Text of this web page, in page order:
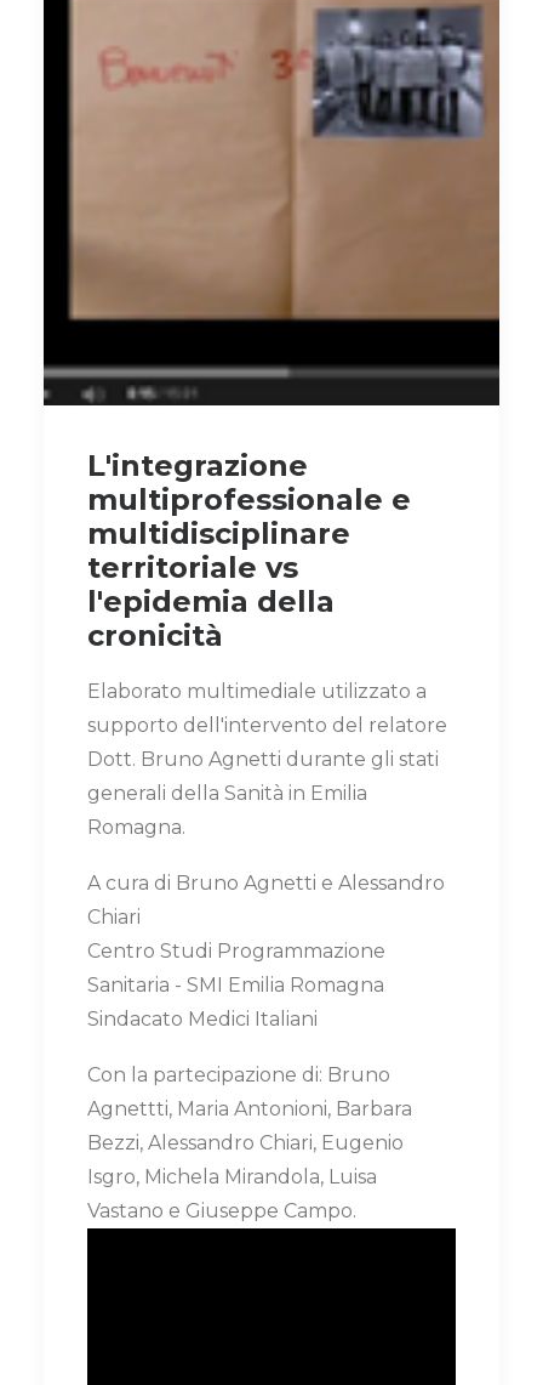
L'integrazione
multiprofessionale e
multidisciplinare
territoriale vs
l'epidemia della
cronicità
Elaborato multimediale utilizzato a
supporto dell'intervento del relatore
Dott. Bruno Agnetti durante gli stati
generali della Sanità in Emilia
Romagna.
A cura di Bruno Agnetti e Alessandro
Chiari
Centro Studi Programmazione
Sanitaria - SMI Emilia Romagna
Sindacato Medici Italiani
Con la partecipazione di: Bruno
Agnettti, Maria Antonioni, Barbara
Bezzi, Alessandro Chiari, Eugenio
Isgro, Michela Mirandola, Luisa
Vastano e Giuseppe Campo.